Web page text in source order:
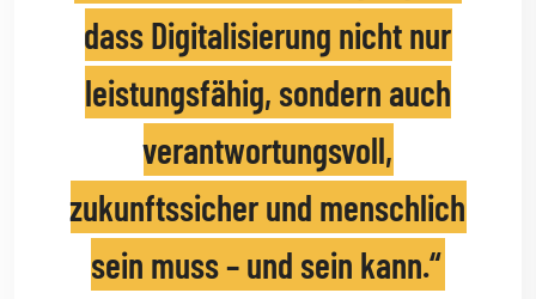
dass Digitalisierung nicht nur
leistungsfähig, sondern auch
verantwortungsvoll,
zukunftssicher und menschlich
sein muss – und sein kann.